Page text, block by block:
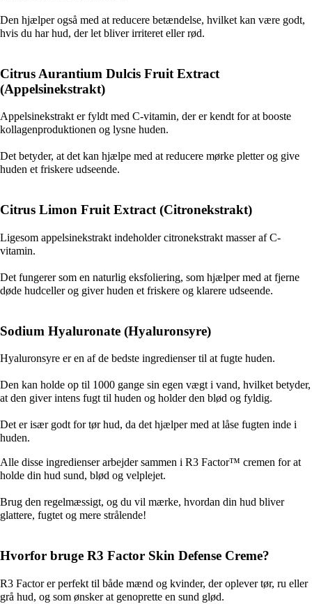
Den hjælper også med at reducere betændelse, hvilket kan være godt,
hvis du har hud, der let bliver irriteret eller rød.
Citrus Aurantium Dulcis Fruit Extract
(Appelsinekstrakt)
Appelsinekstrakt er fyldt med C-vitamin, der er kendt for at booste
kollagenproduktionen og lysne huden.
Det betyder, at det kan hjælpe med at reducere mørke pletter og give
huden et friskere udseende.
Citrus Limon Fruit Extract (Citronekstrakt)
Ligesom appelsinekstrakt indeholder citronekstrakt masser af C-
vitamin.
Det fungerer som en naturlig eksfoliering, som hjælper med at fjerne
døde hudceller og giver huden et friskere og klarere udseende.
Sodium Hyaluronate (Hyaluronsyre)
Hyaluronsyre er en af de bedste ingredienser til at fugte huden.
Den kan holde op til 1000 gange sin egen vægt i vand, hvilket betyder,
at den giver intens fugt til huden og holder den blød og fyldig.
Det er især godt for tør hud, da det hjælper med at låse fugten inde i
huden.
Alle disse ingredienser arbejder sammen i R3 Factor™ cremen for at
holde din hud sund, blød og velplejet.
Brug den regelmæssigt, og du vil mærke, hvordan din hud bliver
glattere, fugtet og mere strålende!
Hvorfor bruge R3 Factor Skin Defense Creme?
R3 Factor er perfekt til både mænd og kvinder, der oplever tør, ru eller
grå hud, og som ønsker at genoprette en sund glød.